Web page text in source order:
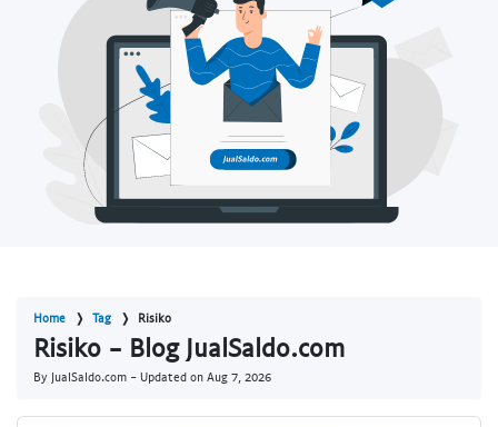
Home Tag Risiko
Risiko - Blog JualSaldo.com
By JualSaldo.com - Updated on Aug 7, 2026